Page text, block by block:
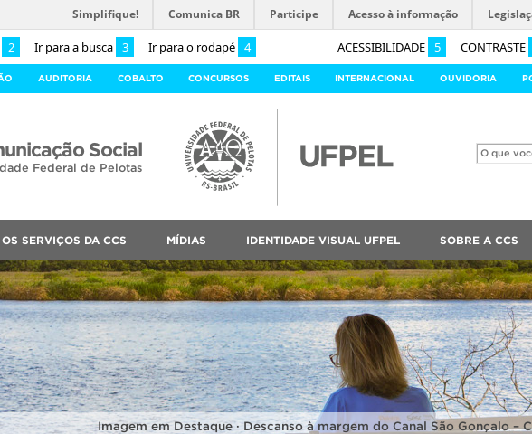
2 Ir para a busca 3 Ir para o rodapé 4 ACESSIBILIDADE 5 CONTRASTE
Simplifique! Comunica BR Participe Acesso à informação
AUDITORIA COBALTO CONCURSOS EDITAIS INTERNACIONAL OUVIDORIA
Social
Federal de Pelotas
SERVIÇOS DA CCS MÍDIAS IDENTIDADE VISUAL UFPEL SOBRE A CCS
Imagem em Destaque · Descanso à margem do Canal São Gonçalo –